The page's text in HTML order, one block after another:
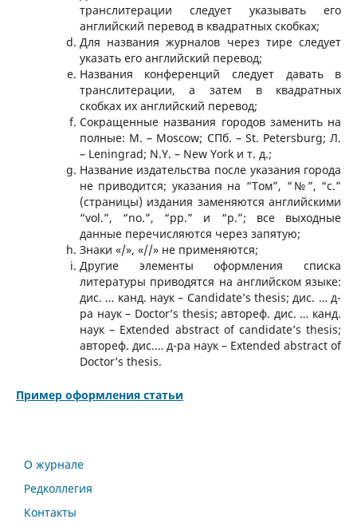
транслитерации следует указывать его
английский перевод в квадратных скобках;
Для названия журналов через тире следует
указать его английский перевод;
Названия конференций следует давать в
транслитерации, а затем в квадратных
скобках их английский перевод;
Сокращенные названия городов заменить на
полные: М. – Moscow; СПб. – St. Petersburg; Л.
– Leningrad; N.Y. – New York и т. д.;
Название издательства после указания города
не приводится; указания на “Том”, “№”, “с.”
(страницы) издания заменяются английскими
“vol.”, “no.”, “pp.” и “р.”; все выходные
данные перечисляются через запятую;
Знаки «/», «//» не применяются;
Другие элементы оформления списка
литературы приводятся на английском языке:
дис. … канд. наук – Сandidate’s thesis; дис. … д-
ра наук – Doctor’s thesis; автореф. дис. … канд.
наук – Extended abstract of candidate’s thesis;
автореф. дис.… д-ра наук – Extended abstract of
Doctor’s thesis.
Пример оформления статьи
О журнале
Редколлегия
Контакты